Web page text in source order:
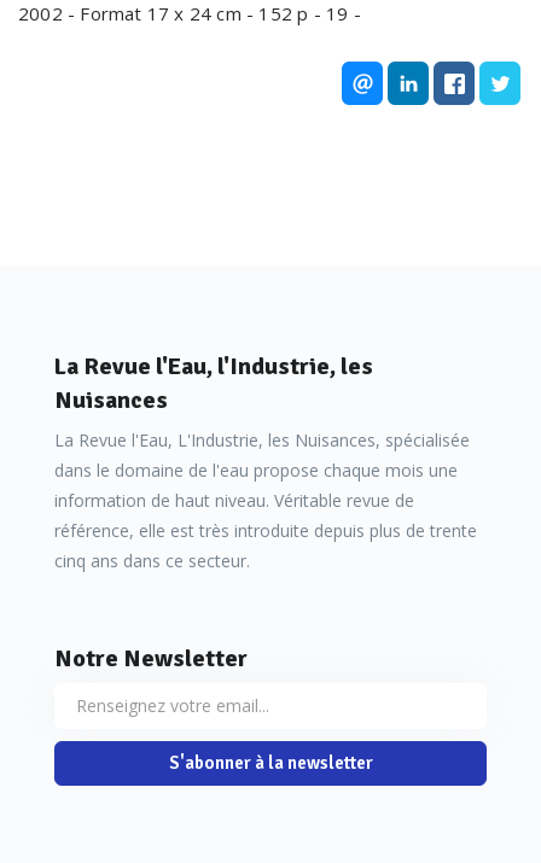
2002 - Format 17 x 24 cm - 152 p - 19 -
La Revue l'Eau, l'Industrie, les
Nuisances
La Revue l'Eau, L'Industrie, les Nuisances, spécialisée
dans le domaine de l'eau propose chaque mois une
information de haut niveau. Véritable revue de
référence, elle est très introduite depuis plus de trente
cinq ans dans ce secteur.
Notre Newsletter
S'abonner à la newsletter